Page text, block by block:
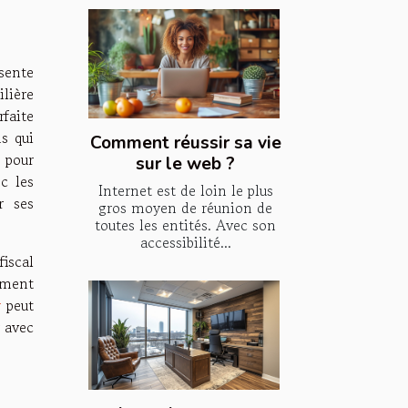
qui
les
ses
peut
Comment réussir sa vie
sur le web ?
Internet est de loin le plus
gros moyen de réunion de
toutes les entités. Avec son
accessibilité...